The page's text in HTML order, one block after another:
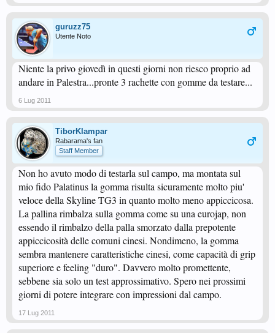
guruzz75
Utente Noto
Niente la privo giovedì in questi giorni non riesco proprio ad
andare in Palestra...pronte 3 rachette con gomme da testare...
6 Lug 2011
TiborKlampar
Rabarama's fan
Staff Member
Non ho avuto modo di testarla sul campo, ma montata sul
mio fido Palatinus la gomma risulta sicuramente molto piu'
veloce della Skyline TG3 in quanto molto meno appiccicosa.
La pallina rimbalza sulla gomma come su una eurojap, non
essendo il rimbalzo della palla smorzato dalla prepotente
appiccicosità delle comuni cinesi. Nondimeno, la gomma
sembra mantenere caratteristiche cinesi, come capacità di grip
superiore e feeling "duro". Davvero molto promettente,
sebbene sia solo un test approssimativo. Spero nei prossimi
giorni di potere integrare con impressioni dal campo.
17 Lug 2011